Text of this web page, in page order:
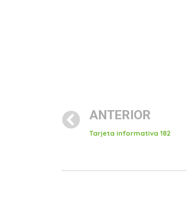
ANTERIOR
Tarjeta informativa 182